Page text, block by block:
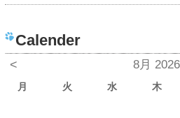
Calender
< 8月 2026
月 火 水 木